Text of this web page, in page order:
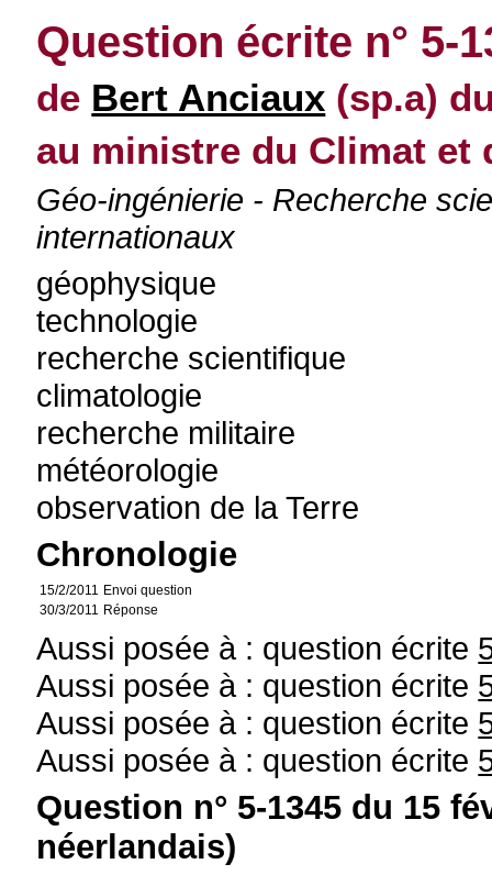
Question écrite n° 5-
de Bert Anciaux (sp.a)
au ministre du Climat et
Géo-ingénierie - Recherche
internationaux
géophysique
technologie
recherche scientifique
climatologie
recherche militaire
météorologie
observation de la Terre
Chronologie
15/2/2011 Envoi question
30/3/2011 Réponse
Aussi posée à : question écrite
Aussi posée à : question écrite
Aussi posée à : question écrite
Aussi posée à : question écrite
Question n° 5-1345 du 15
néerlandais)